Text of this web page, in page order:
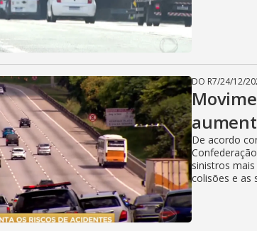
DO R7/24/12/
De acordo
sinistros
colisões e as